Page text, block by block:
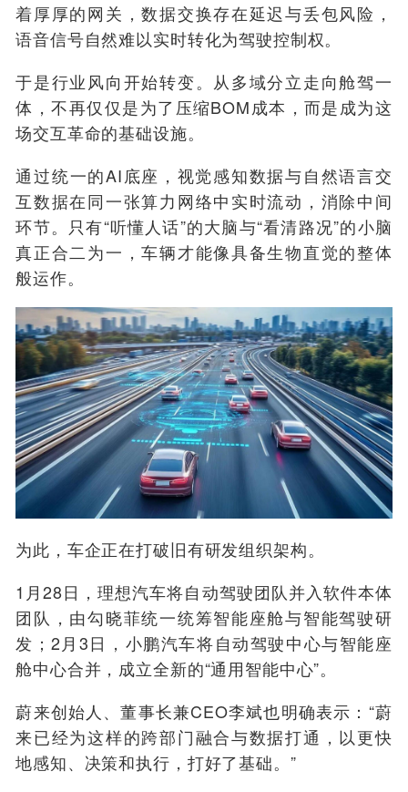
着厚厚的网关，数据交换存在延迟与丢包风险，
语音信号自然难以实时转化为驾驶控制权。
于是行业风向开始转变。从多域分立走向舱驾一
体，不再仅仅是为了压缩BOM成本，而是成为这
场交互革命的基础设施。
通过统一的AI底座，视觉感知数据与自然语言交
互数据在同一张算力网络中实时流动，消除中间
环节。只有“听懂人话”的大脑与“看清路况”的小脑
真正合二为一，车辆才能像具备生物直觉的整体
般运作。
为此，车企正在打破旧有研发组织架构。
1月28日，理想汽车将自动驾驶团队并入软件本体
团队，由勾晓菲统一统筹智能座舱与智能驾驶研
发；2月3日，小鹏汽车将自动驾驶中心与智能座
舱中心合并，成立全新的“通用智能中心”。
蔚来创始人、董事长兼CEO李斌也明确表示：“蔚
来已经为这样的跨部门融合与数据打通，以更快
地感知、决策和执行，打好了基础。”